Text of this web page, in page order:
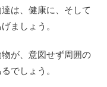
は、健康に、そして
ましょう。
が、意図せず周囲の
でしょう。